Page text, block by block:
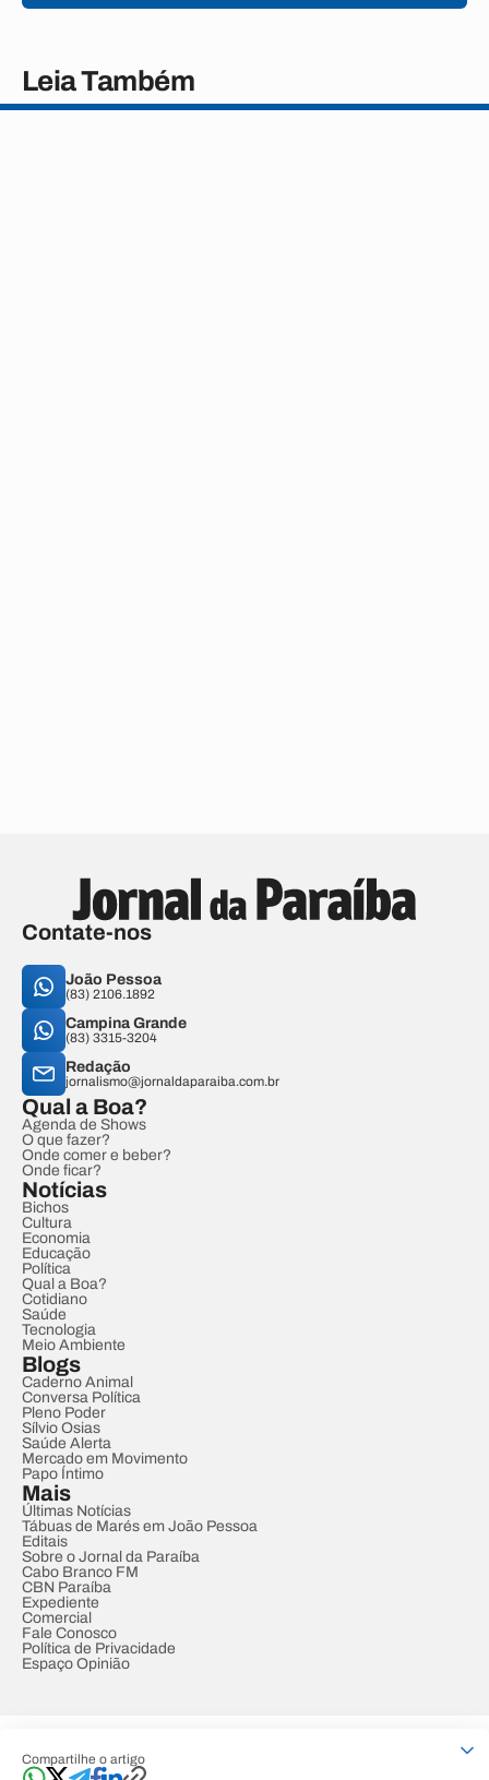
Compartilhe o artigo
Leia Também
Contate-nos
João Pessoa
(83) 2106.1892
Campina Grande
(83) 3315-3204
Redação
jornalismo@jornaldaparaiba.com.br
Qual a Boa?
Agenda de Shows
O que fazer?
Onde comer e beber?
Onde ficar?
Notícias
Bichos
Cultura
Economia
Educação
Política
Qual a Boa?
Cotidiano
Saúde
Tecnologia
Meio Ambiente
Blogs
Caderno Animal
Conversa Política
Pleno Poder
Sílvio Osias
Saúde Alerta
Mercado em Movimento
Papo Íntimo
Mais
Últimas Notícias
Tábuas de Marés em João Pessoa
Editais
Sobre o Jornal da Paraíba
Cabo Branco FM
CBN Paraíba
Expediente
Comercial
Fale Conosco
Política de Privacidade
Espaço Opinião